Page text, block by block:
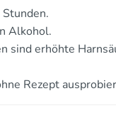
Alkohol.
sind erhöhte
Rezept